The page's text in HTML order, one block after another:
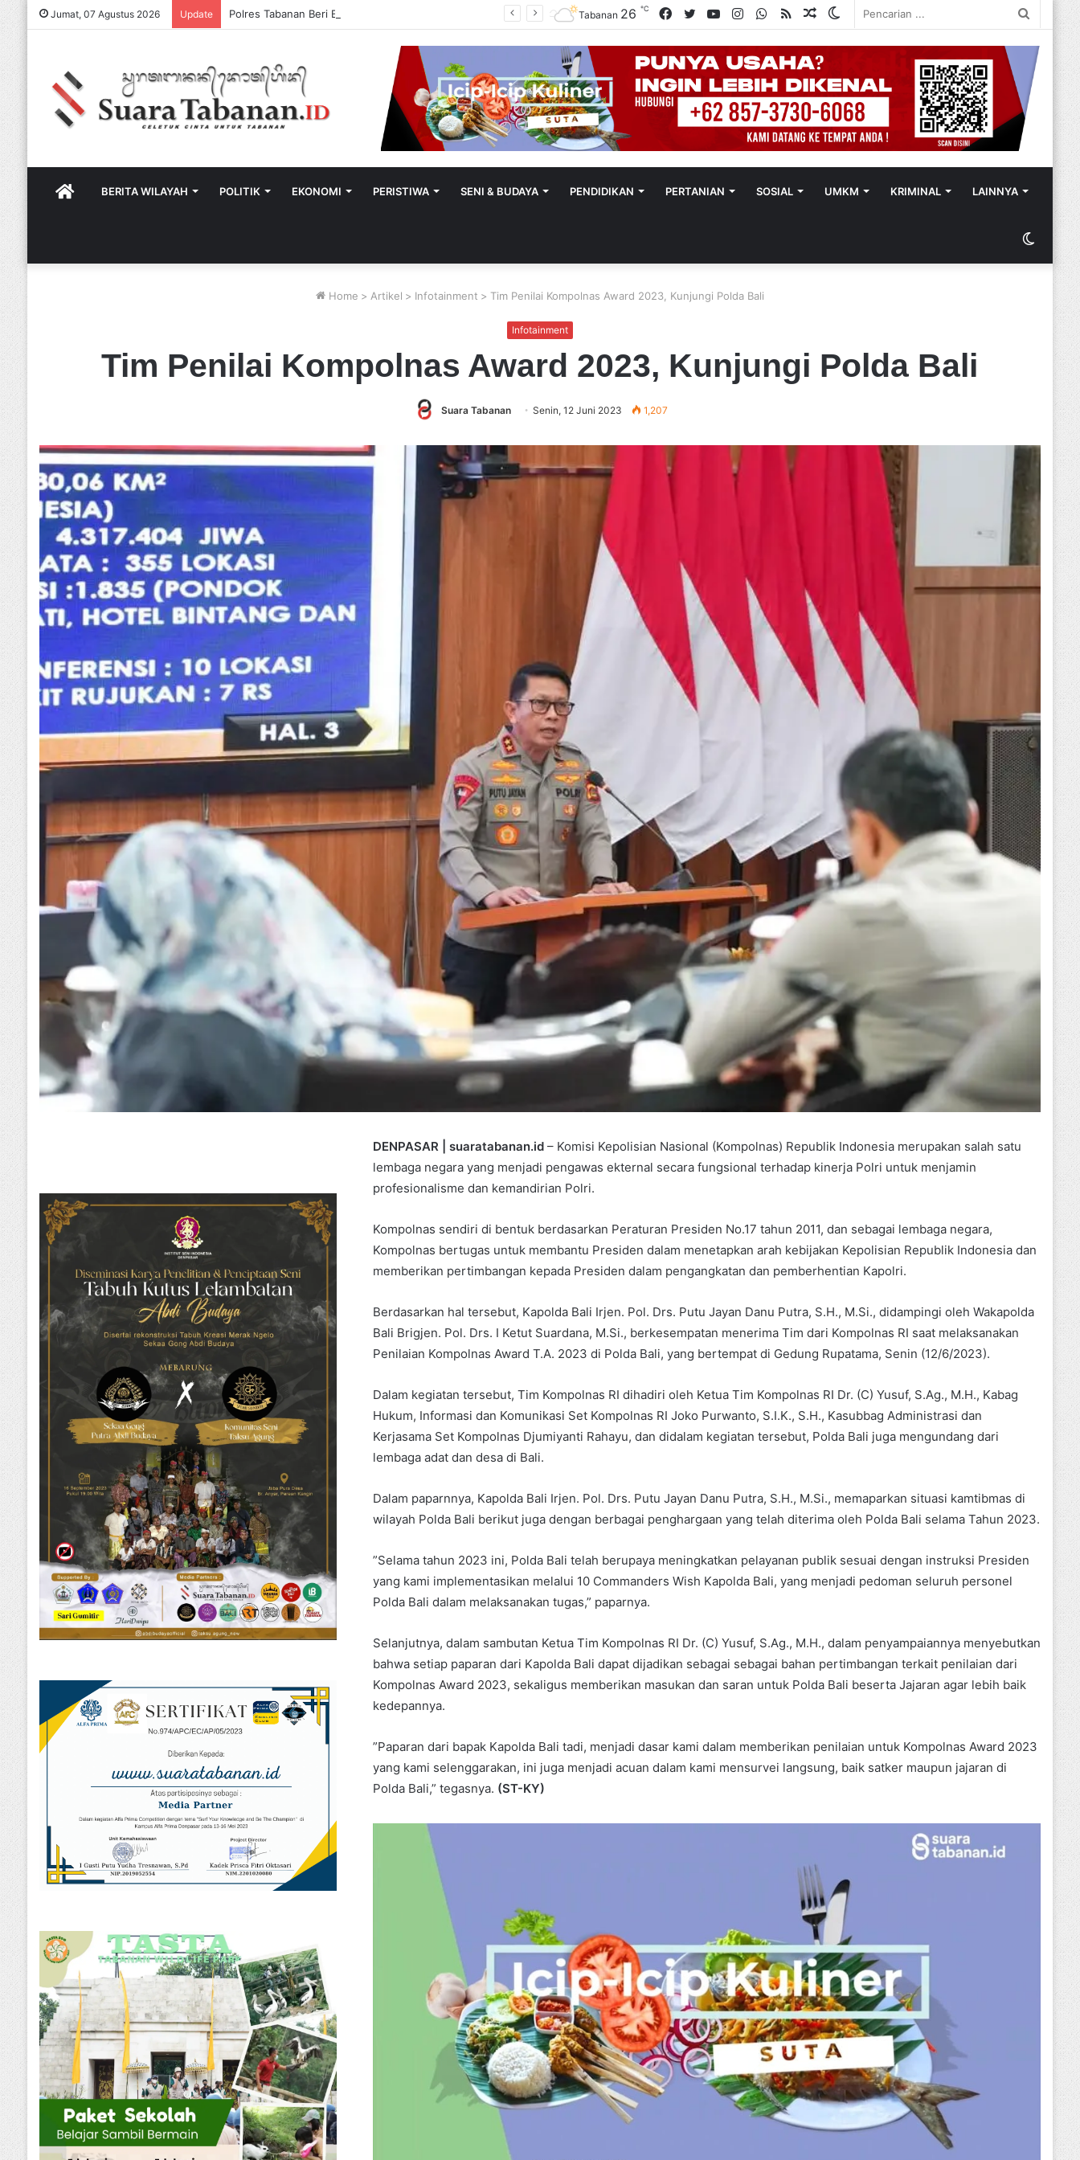
Jumat, 07 Agustus 2026 Update
Switch
Random
RSS
WhatsApp
Instagram
YouTube
Twitter
Facebook
Tabanan 26℃
HOMEBERITA WILAYAH POLITIK EKONOMI PERISTIWA SENI & BUDAYA PENDIDIKAN PERTANIAN SOSIAL UMKM KRIMINAL LAINNYA
Switch
skin
Home > Artikel > Infotainment > Tim Penilai Kompolnas Award 2023, Kunjungi Polda Bali
Infotainment
Tim Penilai Kompolnas Award 2023, Kunjungi Polda Bali
Suara Tabanan Senin, 12 Juni 2023 1,207
DENPASAR | suaratabanan.id – Komisi Kepolisian Nasional (Kompolnas) Republik Indonesia merupakan salah satu
lembaga negara yang menjadi pengawas ekternal secara fungsional terhadap kinerja Polri untuk menjamin
profesionalisme dan kemandirian Polri.
Kompolnas sendiri di bentuk berdasarkan Peraturan Presiden No.17 tahun 2011, dan sebagai lembaga negara,
Kompolnas bertugas untuk membantu Presiden dalam menetapkan arah kebijakan Kepolisian Republik Indonesia dan
memberikan pertimbangan kepada Presiden dalam pengangkatan dan pemberhentian Kapolri.
Berdasarkan hal tersebut, Kapolda Bali Irjen. Pol. Drs. Putu Jayan Danu Putra, S.H., M.Si., didampingi oleh Wakapolda
Bali Brigjen. Pol. Drs. I Ketut Suardana, M.Si., berkesempatan menerima Tim dari Kompolnas RI saat melaksanakan
Penilaian Kompolnas Award T.A. 2023 di Polda Bali, yang bertempat di Gedung Rupatama, Senin (12/6/2023).
Dalam kegiatan tersebut, Tim Kompolnas RI dihadiri oleh Ketua Tim Kompolnas RI Dr. (C) Yusuf, S.Ag., M.H., Kabag
Hukum, Informasi dan Komunikasi Set Kompolnas RI Joko Purwanto, S.I.K., S.H., Kasubbag Administrasi dan
Kerjasama Set Kompolnas Djumiyanti Rahayu, dan didalam kegiatan tersebut, Polda Bali juga mengundang dari
lembaga adat dan desa di Bali.
Dalam paparnnya, Kapolda Bali Irjen. Pol. Drs. Putu Jayan Danu Putra, S.H., M.Si., memaparkan situasi kamtibmas di
wilayah Polda Bali berikut juga dengan berbagai penghargaan yang telah diterima oleh Polda Bali selama Tahun 2023.
”Selama tahun 2023 ini, Polda Bali telah berupaya meningkatkan pelayanan publik sesuai dengan instruksi Presiden
yang kami implementasikan melalui 10 Commanders Wish Kapolda Bali, yang menjadi pedoman seluruh personel
Polda Bali dalam melaksanakan tugas,” paparnya.
Selanjutnya, dalam sambutan Ketua Tim Kompolnas RI Dr. (C) Yusuf, S.Ag., M.H., dalam penyampaiannya menyebutkan
bahwa setiap paparan dari Kapolda Bali dapat dijadikan sebagai sebagai bahan pertimbangan terkait penilaian dari
Kompolnas Award 2023, sekaligus memberikan masukan dan saran untuk Polda Bali beserta Jajaran agar lebih baik
kedepannya.
”Paparan dari bapak Kapolda Bali tadi, menjadi dasar kami dalam memberikan penilaian untuk Kompolnas Award 2023
yang kami selenggarakan, ini juga menjadi acuan dalam kami mensurvei langsung, baik satker maupun jajaran di
Polda Bali,” tegasnya. (ST-KY)